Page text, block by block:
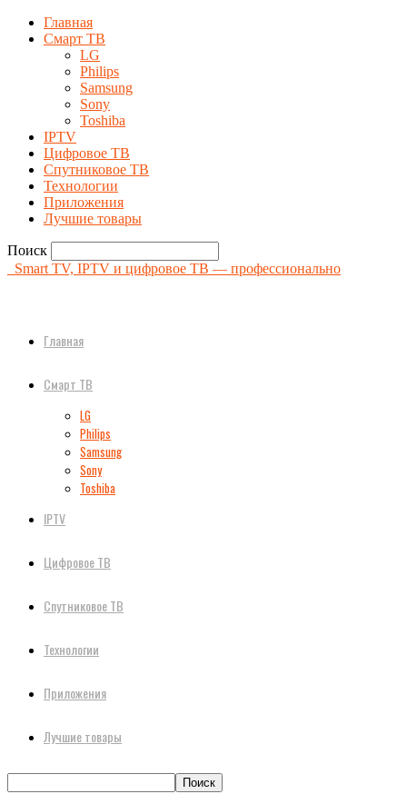
Главная
Смарт ТВ
LG
Philips
Samsung
Sony
Toshiba
IPTV
Цифровое ТВ
Спутниковое ТВ
Технологии
Приложения
Лучшие товары
Поиск
Smart TV, IPTV и цифровое ТВ — профессионально
Главная
Смарт ТВ
LG
Philips
Samsung
Sony
Toshiba
IPTV
Цифровое ТВ
Спутниковое ТВ
Технологии
Приложения
Лучшие товары